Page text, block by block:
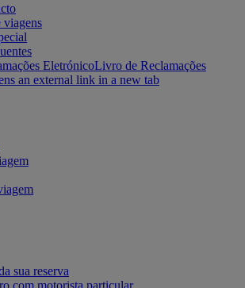
viagens
EletrónicoLivro de Reclamações
an external link in a new tab
sua reserva